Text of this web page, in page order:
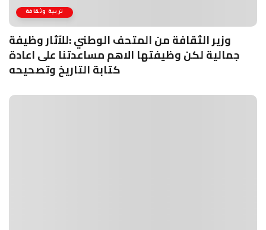
تربية وثقافة
وزير الثقافة من المتحف الوطني :للآثار وظيفة
جمالية لكن وظيفتها الاهم مساعدتنا على اعادة
كتابة التاريخ وتصحيحه